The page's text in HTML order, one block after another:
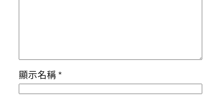
顯示名稱*